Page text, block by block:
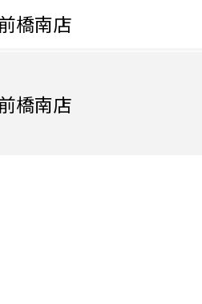
橋南店
橋南店